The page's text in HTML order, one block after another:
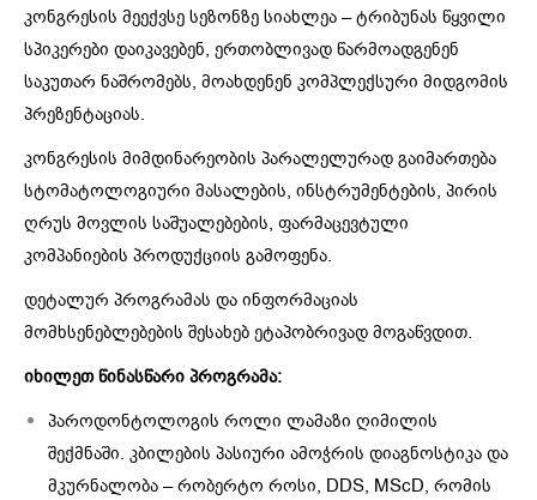
კონგრესის მეექვსე სეზონზე სიახლეა – ტრიბუნას წყვილი
სპიკერები დაიკავებენ, ერთობლივად წარმოადგენენ
საკუთარ ნაშრომებს, მოახდენენ კომპლექსური მიდგომის
პრეზენტაციას.
კონგრესის მიმდინარეობის პარალელურად გაიმართება
სტომატოლოგიური მასალების, ინსტრუმენტების, პირის
ღრუს მოვლის საშუალებების, ფარმაცევტული
კომპანიების პროდუქციის გამოფენა.
დეტალურ პროგრამას და ინფორმაციას
მომხსენებლებების შესახებ ეტაპობრივად მოგაწვდით.
იხილეთ წინასწარი პროგრამა:
პაროდონტოლოგის როლი ლამაზი ღიმილის
შექმნაში. კბილების პასიური ამოჭრის დიაგნოსტიკა და
მკურნალობა – რობერტო როსი, DDS, MScD, რომის